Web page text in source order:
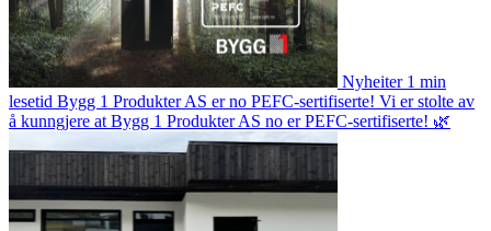
Nyheiter 1 min
lesetid Bygg 1 Produkter AS er no PEFC-sertifiserte! Vi er stolte av
å kunngjere at Bygg 1 Produkter AS no er PEFC-sertifiserte! 🌿